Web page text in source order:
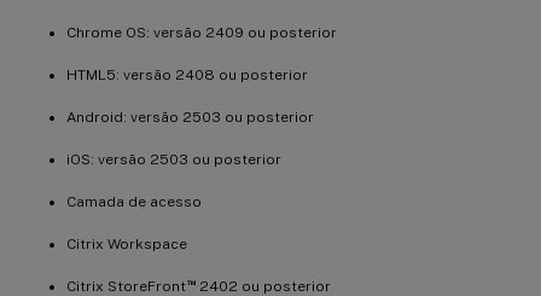
Chrome OS: versão 2409 ou posterior
HTML5: versão 2408 ou posterior
Android: versão 2503 ou posterior
iOS: versão 2503 ou posterior
Camada de acesso
Citrix Workspace
Citrix StoreFront™2402 ou posterior